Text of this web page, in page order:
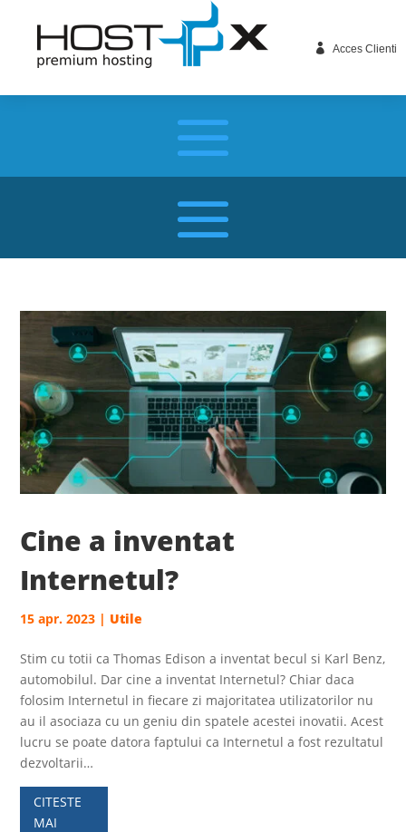
 Acces Clienti
Cine a inventat
Internetul?
15 apr. 2023 | Utile
Stim cu totii ca Thomas Edison a inventat becul si Karl Benz,
automobilul. Dar cine a inventat Internetul? Chiar daca
folosim Internetul in fiecare zi majoritatea utilizatorilor nu
au il asociaza cu un geniu din spatele acestei inovatii. Acest
lucru se poate datora faptului ca Internetul a fost rezultatul
dezvoltarii…
CITESTE
MAI